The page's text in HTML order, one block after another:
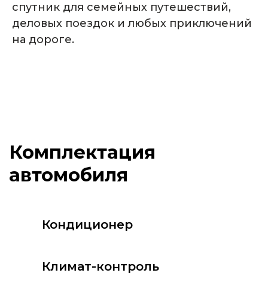
спутник для семейных путешествий,
деловых поездок и любых приключений
на дороге.
Кондиционер
Климат-контроль